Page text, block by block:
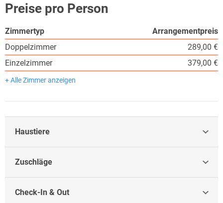
Preise pro Person
Zimmertyp
Arrangementpreis
Doppelzimmer
289,00 €
Einzelzimmer
379,00 €
+ Alle Zimmer anzeigen
Haustiere
Zuschläge
Check-In & Out